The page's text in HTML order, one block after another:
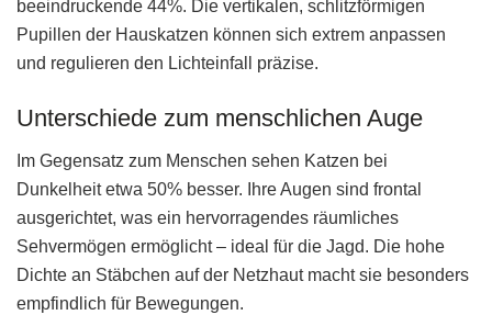
beeindruckende 44%. Die vertikalen, schlitzförmigen
Pupillen der Hauskatzen können sich extrem anpassen
und regulieren den Lichteinfall präzise.
Unterschiede zum menschlichen Auge
Im Gegensatz zum Menschen sehen Katzen bei
Dunkelheit etwa 50% besser. Ihre Augen sind frontal
ausgerichtet, was ein hervorragendes räumliches
Sehvermögen ermöglicht – ideal für die Jagd. Die hohe
Dichte an Stäbchen auf der Netzhaut macht sie besonders
empfindlich für Bewegungen.